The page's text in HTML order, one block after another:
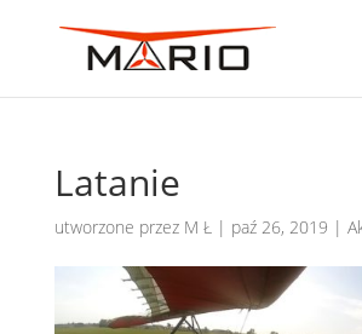
Latanie
utworzone przez M Ł| paź 26, 2019 |